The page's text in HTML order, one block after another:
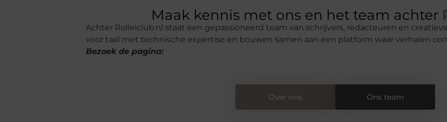
Maak kennis met ons en het team achter
Achter Rolleiclub.nl staat een gepassioneerd team van schrijvers, redacteuren en
voor taal met technische expertise en bouwen samen aan een platform waar verhalen
Bezoek de pagina:
Over ons Ons team